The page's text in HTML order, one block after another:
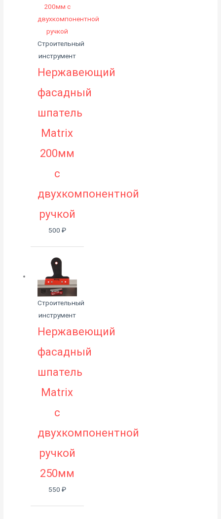
Строительный
инструмент
Нержавеющий
фасадный
шпатель
Matrix
200мм
с
двухкомпонентной
ручкой
500 ₽
Строительный
инструмент
Нержавеющий
фасадный
шпатель
Matrix
с
двухкомпонентной
ручкой
250мм
550 ₽